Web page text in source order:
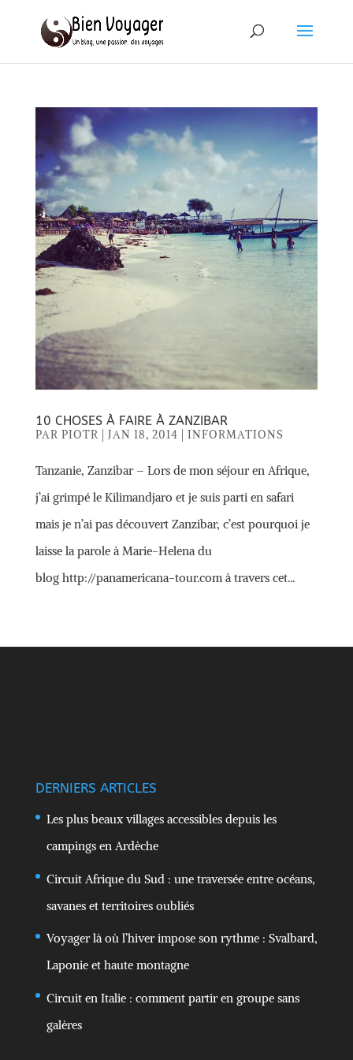
10 CHOSES À FAIRE À ZANZIBAR
PAR PIOTR JAN 18, 2014 INFORMATIONS
Tanzanie, Zanzibar – Lors de mon séjour en Afrique,
j’ai grimpé le Kilimandjaro et je suis parti en safari
mais je n’ai pas découvert Zanzibar, c’est pourquoi je
laisse la parole à Marie-Helena du
blog http://panamericana-tour.com à travers cet...
DERNIERS ARTICLES
Les plus beaux villages accessibles depuis les
campings en Ardèche
Circuit Afrique du Sud : une traversée entre océans,
savanes et territoires oubliés
Voyager là où l’hiver impose son rythme : Svalbard,
Laponie et haute montagne
Circuit en Italie : comment partir en groupe sans
galères